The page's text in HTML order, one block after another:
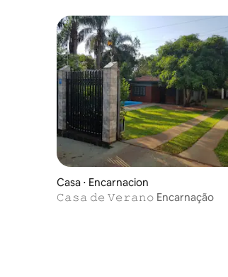
Casa ⋅ Encarnacion
𝙲𝚊𝚜𝚊 𝚍𝚎 𝚅𝚎𝚛𝚊𝚗𝚘 Encarnação